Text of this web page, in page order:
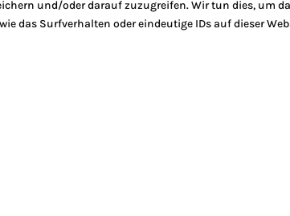
und/oder darauf zuzugreifen. Wir tun dies, um
das Surfverhalten oder eindeutige IDs auf dieser